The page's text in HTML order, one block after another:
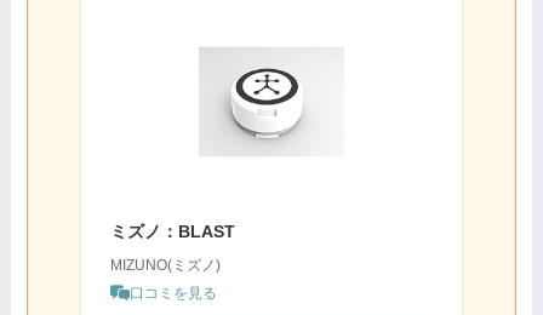
ミズノ：BLAST
MIZUNO(ミズノ)
口コミを見る